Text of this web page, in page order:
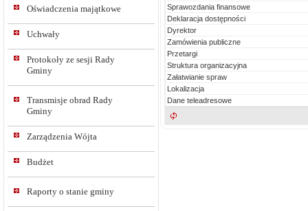
Oświadczenia majątkowe
Uchwały
Protokoły ze sesji Rady
Gminy
Transmisje obrad Rady
Gminy
Zarządzenia Wójta
Budżet
Raporty o stanie gminy
Sprawozdania finansowe
Deklaracja dostępności
Dyrektor
Zamówienia publiczne
Przetargi
Struktura organizacyjna
Załatwianie spraw
Lokalizacja
Dane teleadresowe